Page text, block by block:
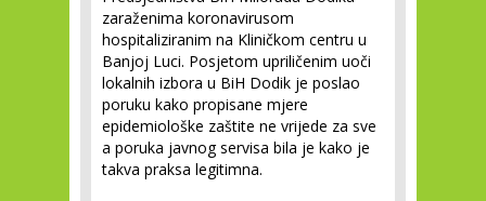
zaraženima koronavirusom
hospitaliziranim na Kliničkom centru u
Banjoj Luci. Posjetom upriličenim uoči
lokalnih izbora u BiH Dodik je poslao
poruku kako propisane mjere
epidemiološke zaštite ne vrijede za sve
a poruka javnog servisa bila je kako je
takva praksa legitimna.